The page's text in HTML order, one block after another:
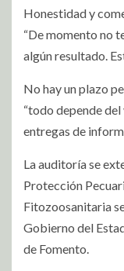
Honestidad y
“De momento no
algún resultado.
No hay un plazo
“todo depende
entregas de
La auditoría se
Protección
Fitozoosanitaria
Gobierno del
de Fomento.